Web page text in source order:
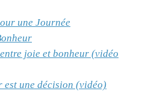
une Journée
joie et bonheur (vidéo
est une décision (vidéo)